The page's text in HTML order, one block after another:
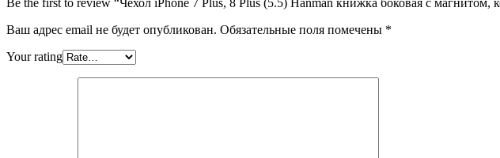
магнитом,
зам./
силикон
Ваш адрес email не будет опубликован. Обязательные поля помечены *
Your rating